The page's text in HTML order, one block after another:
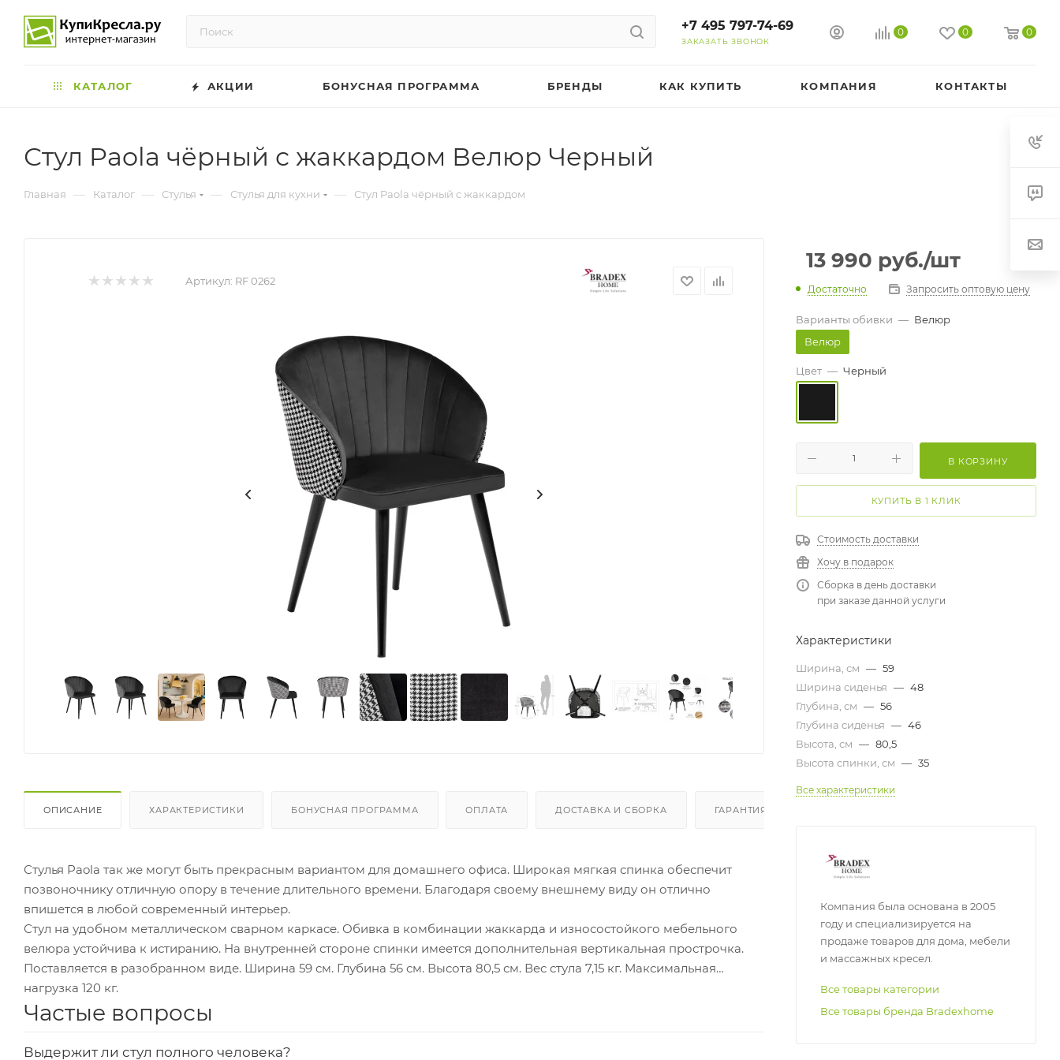
+7 495 797-74-69
ЗАКАЗАТЬ ЗВОНОК
0 0 0
КАТАЛОГ АКЦИИ БОНУСНАЯ ПРОГРАММА БРЕНДЫ КАК КУПИТЬ КОМПАНИЯ КОНТАКТЫ
Стул Paola чёрный с жаккардом Велюр Черный
Главная — Каталог — Стулья — Стулья для кухни — Стул Paola чёрный с жаккардом
Артикул: RF 0262
ОПИСАНИЕ ХАРАКТЕРИСТИКИ БОНУСНАЯ ПРОГРАММА ОПЛАТА ДОСТАВКА И СБОРКА ГАРАНТИЯ И ВОЗВРАТ
Стулья Paola так же могут быть прекрасным вариантом для домашнего офиса. Широкая мягкая спинка обеспечит
позвоночнику отличную опору в течение длительного времени. Благодаря своему внешнему виду он отлично
впишется в любой современный интерьер.
Стул на удобном металлическом сварном каркасе. Обивка в комбинации жаккарда и износостойкого мебельного
велюра устойчива к истиранию. На внутренней стороне спинки имеется дополнительная вертикальная прострочка.
Поставляется в разобранном виде. Ширина 59 см. Глубина 56 см. Высота 80,5 см. Вес стула 7,15 кг. Максимальная
нагрузка 120 кг.
Частые вопросы
Выдержит ли стул полного человека?
13 990 руб./шт
Достаточно Запросить оптовую цену
Варианты обивки — Велюр
Велюр
Цвет — Черный
В КОРЗИНУ
КУПИТЬ В 1 КЛИК
Стоимость доставки
Хочу в подарок
Сборка в день доставки
при заказе данной услуги
Характеристики
Ширина, см — 59
Ширина сиденья — 48
Глубина, см — 56
Глубина сиденья — 46
Высота, см — 80,5
Высота спинки, см — 35
Все характеристики
Компания была основана в 2005
году и специализируется на
продаже товаров для дома, мебели
и массажных кресел.
Все товары категории
Все товары бренда Bradexhome